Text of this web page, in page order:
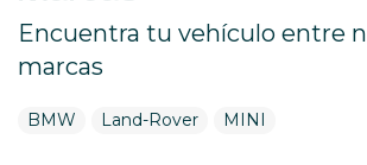
Encuentra tu vehículo entre
marcas
BMW Land-Rover MINI